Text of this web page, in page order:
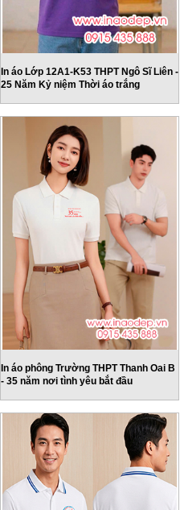
In áo Lớp 12A1-K53 THPT Ngô Sĩ Liên -
25 Năm Kỷ niệm Thời áo trắng
In áo phông Trường THPT Thanh Oai B
- 35 năm nơi tình yêu bắt đầu